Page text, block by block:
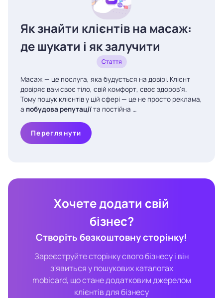
Хочете додати свій
бізнес?
Створіть безкоштовну сторінку!
Зареєструйте сторінку свого бізнесу і він
з'явиться у пошукових каталогах
mobicard, що стане додатковим джерелом
клієнтів для бізнесу
Як знайти клієнтів на масаж:
де шукати і як залучити
Стаття
Масаж — це послуга, яка будується на довірі. Клієнт
довіряє вам своє тіло, свій комфорт, своє здоров'я.
Тому пошук клієнтів у цій сфері — це не просто реклама,
а побудова репутаціїта постійна …
Переглянути